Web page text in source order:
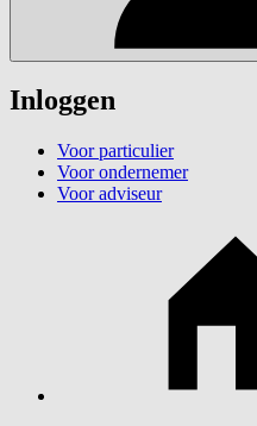
Inloggen
Voor particulier
Voor ondernemer
Voor adviseur